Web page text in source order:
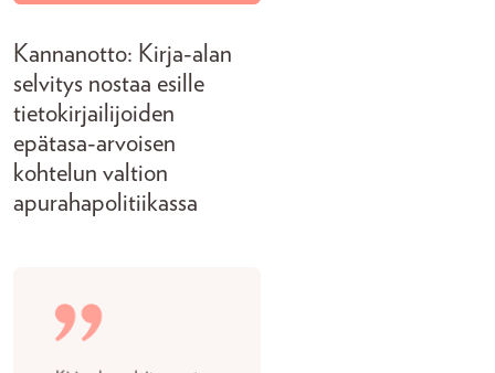
Kannanotto: Kirja-alan
selvitys nostaa esille
tietokirjailijoiden
epätasa-arvoisen
kohtelun valtion
apurahapolitiikassa